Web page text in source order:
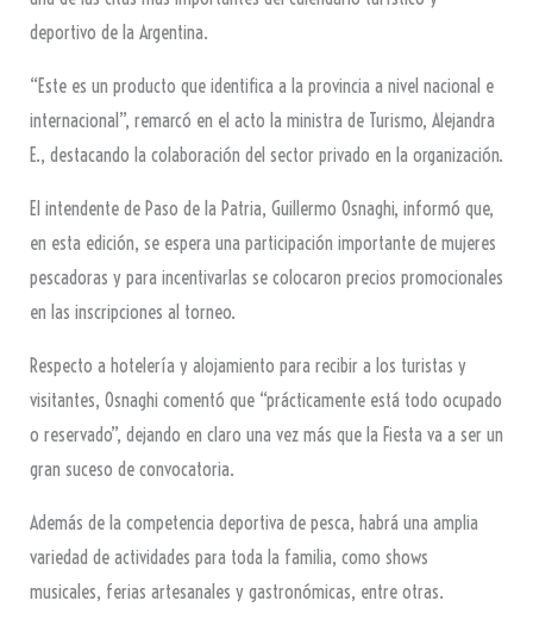
deportivo de la Argentina.
“Este es un producto que identifica a la provincia a nivel nacional e
internacional”, remarcó en el acto la ministra de Turismo, Alejandra
E., destacando la colaboración del sector privado en la organización.
El intendente de Paso de la Patria, Guillermo Osnaghi, informó que,
en esta edición, se espera una participación importante de mujeres
pescadoras y para incentivarlas se colocaron precios promocionales
en las inscripciones al torneo.
Respecto a hotelería y alojamiento para recibir a los turistas y
visitantes, Osnaghi comentó que “prácticamente está todo ocupado
o reservado”, dejando en claro una vez más que la Fiesta va a ser un
gran suceso de convocatoria.
Además de la competencia deportiva de pesca, habrá una amplia
variedad de actividades para toda la familia, como shows
musicales, ferias artesanales y gastronómicas, entre otras.